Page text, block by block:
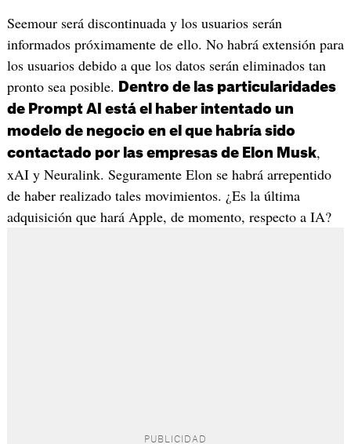
Seemour será discontinuada y los usuarios serán
informados próximamente de ello. No habrá extensión para
los usuarios debido a que los datos serán eliminados tan
pronto sea posible.
Dentro de las particularidades
de Prompt AI está el haber intentado un
modelo de negocio en el que habría sido
contactado por las empresas de Elon Musk,
xAI y Neuralink. Seguramente Elon se habrá arrepentido
de haber realizado tales movimientos. ¿Es la última
adquisición que hará Apple, de momento, respecto a IA?